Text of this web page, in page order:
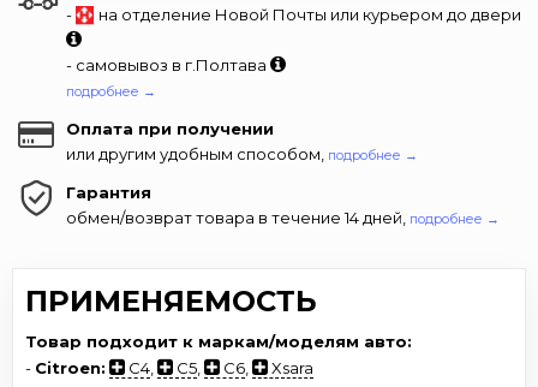
-
на отделение Новой Почты или курьером до двери
- самовывоз в г.Полтава
подробнее →
Оплата при получении
или другим удобным способом, подробнее →
Гарантия
обмен/возврат товара в течение 14 дней, подробнее →
ПРИМЕНЯЕМОСТЬ
Товар подходит к маркам/моделям авто:
- Citroen: C4 C5 C6
Xsara